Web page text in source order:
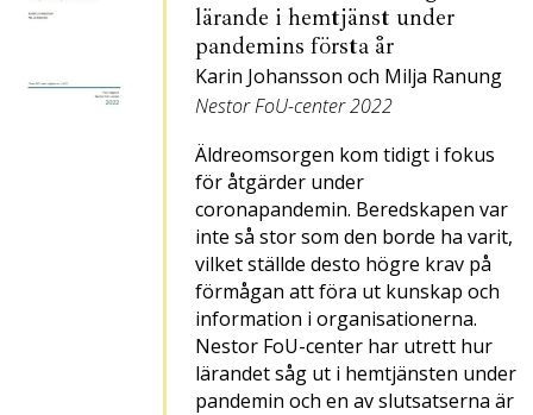
lärande i hemtjänst under
pandemins första år
Karin Johansson och Milja Ranung
Nestor FoU-center 2022
Äldreomsorgen kom tidigt i fokus
för åtgärder under
coronapandemin. Beredskapen var
inte så stor som den borde ha varit,
vilket ställde desto högre krav på
förmågan att föra ut kunskap och
information i organisationerna.
Nestor FoU-center har utrett hur
lärandet såg ut i hemtjänsten under
pandemin och en av slutsatserna är